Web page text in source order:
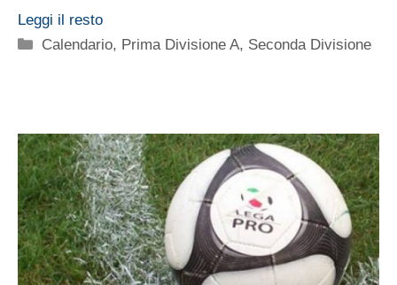
Leggi il resto
Categorie
Calendario, Prima Divisione A, Seconda Divisione